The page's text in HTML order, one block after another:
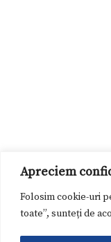
Apreciem
Folosim cookie-uri
toate”, sunteți de